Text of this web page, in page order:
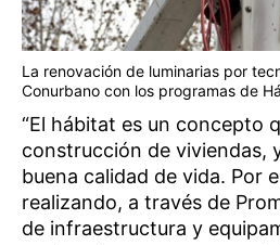
La renovación de luminarias por
Conurbano con los programas de
“El hábitat es un concepto
construcción de viviendas,
buena calidad de vida. Por
realizando, a través de
de infraestructura y